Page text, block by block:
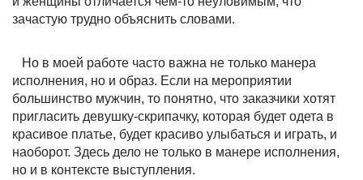
зачастую трудно объяснить словами.
Но в моей работе часто важна не только манера
исполнения, но и образ. Если на мероприятии
большинство мужчин, то понятно, что заказчики хотят
пригласить девушку-скрипачку, которая будет одета в
красивое платье, будет красиво улыбаться и играть, и
наоборот. Здесь дело не только в манере исполнения,
но и в контексте выступления.